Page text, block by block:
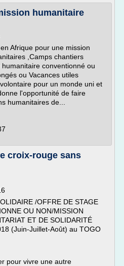
humanitaire
Afrique pour une mission
,Camps chantiers
conventionné ou
ou Vacances utiles
pour un monde uni et
l'opportunité de faire
humanitaires de...
croix-rouge sans
/OFFRE DE STAGE
OU NON/MISSION
ET DE SOLIDARITÉ
(Juin-Juillet-Août) au TOGO
pour vivre une autre